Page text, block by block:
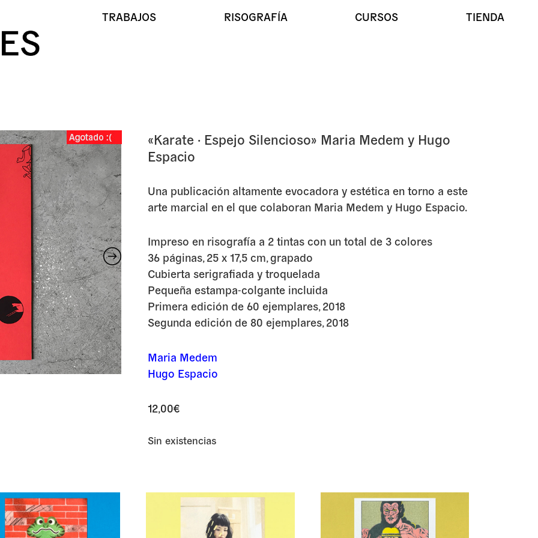
TRABAJOS RISOGRAFÍA CURSOS TIENDA
Silencioso» Maria Medem y Hugo Espacio
«Karate · Espejo Silencioso» Maria Medem y Hugo
Espacio
Una publicación altamente evocadora y estética en torno a este
arte marcial en el que colaboran Maria Medem y Hugo Espacio.
Impreso en risografía a 2 tintas con un total de 3 colores
36 páginas, 25 x 17,5 cm, grapado
Cubierta serigrafiada y troquelada
Pequeña estampa-colgante incluida
Primera edición de 60 ejemplares, 2018
Segunda edición de 80 ejemplares, 2018
Maria Medem
Hugo Espacio
12,00€
Sin existencias